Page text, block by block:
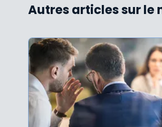
Autres articles sur le